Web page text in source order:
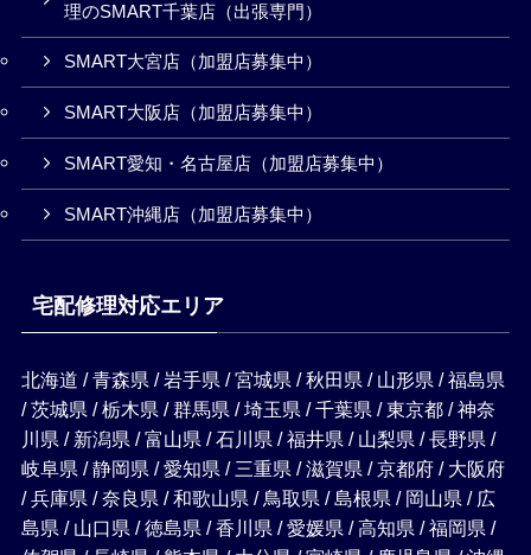
理のSMART千葉店（出張専門）
SMART大宮店（加盟店募集中）
SMART大阪店（加盟店募集中）
SMART愛知・名古屋店（加盟店募集中）
SMART沖縄店（加盟店募集中）
宅配修理対応エリア
北海道 / 青森県 / 岩手県 / 宮城県 / 秋田県 / 山形県 / 福島県
/ 茨城県 / 栃木県 / 群馬県 / 埼玉県 / 千葉県 / 東京都 / 神奈
川県 / 新潟県 / 富山県 / 石川県 / 福井県 / 山梨県 / 長野県 /
岐阜県 / 静岡県 / 愛知県 / 三重県 / 滋賀県 / 京都府 / 大阪府
/ 兵庫県 / 奈良県 / 和歌山県 / 鳥取県 / 島根県 / 岡山県 / 広
島県 / 山口県 / 徳島県 / 香川県 / 愛媛県 / 高知県 / 福岡県 /